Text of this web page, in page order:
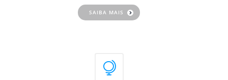
SAIBA MAIS